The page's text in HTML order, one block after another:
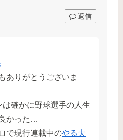
返信
ありがとうございま
は確かに野球選手の人生
かった…
で現行連載中のやる夫